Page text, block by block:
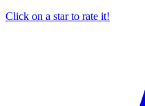
Click on a star to rate it!